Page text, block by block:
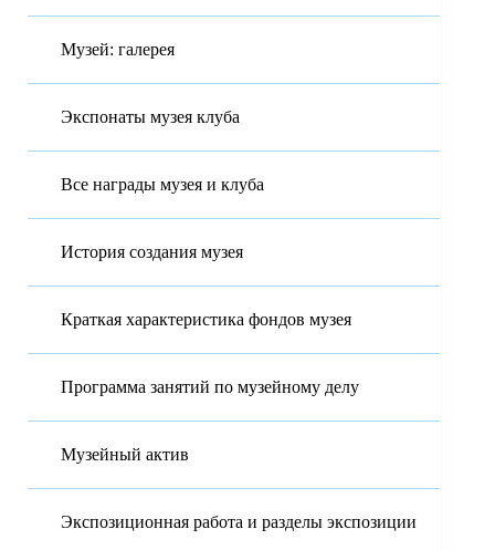
Музей: галерея
Экспонаты музея клуба
Все награды музея и клуба
История создания музея
Краткая характеристика фондов музея
Программа занятий по музейному делу
Музейный актив
Экспозиционная работа и разделы экспозиции